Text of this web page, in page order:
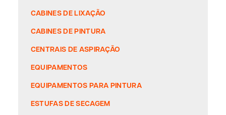
CABINES DE LIXAÇÃO
CABINES DE PINTURA
CENTRAIS DE ASPIRAÇÃO
EQUIPAMENTOS
EQUIPAMENTOS PARA PINTURA
ESTUFAS DE SECAGEM